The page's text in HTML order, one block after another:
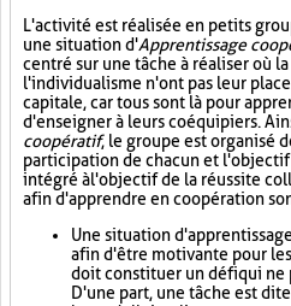
L'activité est réalisée en petits
une situation d'Apprentissage
centré sur une tâche à réaliser où
l'individualisme n'ont pas leur
capitale, car tous sont là pour
d'enseigner à leurs coéquipiers.
coopératif, le groupe est organisé
participation de chacun et
intégré à l'objectif de la réussite
afin d'apprendre en coopération
Une situation
afin d'être motivante pour
doit constituer un défi qui
D'une part, une tâche est